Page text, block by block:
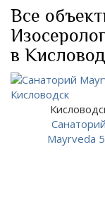
Все
в
Санаторий
Mayrveda